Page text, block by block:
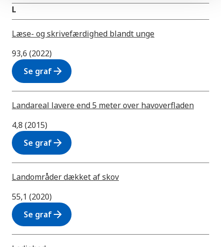
L
Læse- og skrivefærdighed blandt unge
93,6 (2022)
Se grafarrow_forward
Landareal lavere end 5 meter over havoverfladen
4,8 (2015)
Se grafarrow_forward
Landområder dækket af skov
55,1 (2020)
Se grafarrow_forward